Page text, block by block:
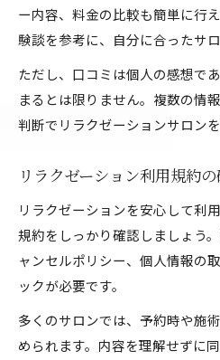
ー内容、料金の比較も簡単に行
験談を参考に、自分に合ったサ
ただし、口コミは個人の感想で
まるとは限りません。複数の情
判断でリラクゼーションサロン
リラクゼーション利用規約
リラクゼーションを安心して利
規約をしっかり確認しましょう
ャンセルポリシー、個人情報の
ックが必要です。
多くのサロンでは、予約時や施
められます。内容を理解せずに